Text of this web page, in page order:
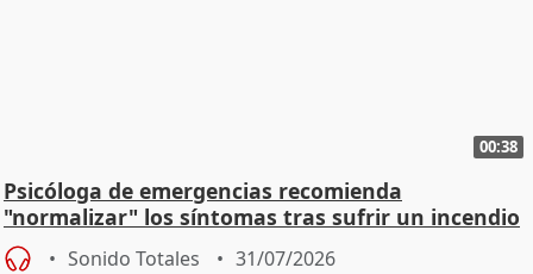
00:38
Psicóloga de emergencias recomienda
"normalizar" los síntomas tras sufrir un incendio
Sonido Totales 31/07/2026